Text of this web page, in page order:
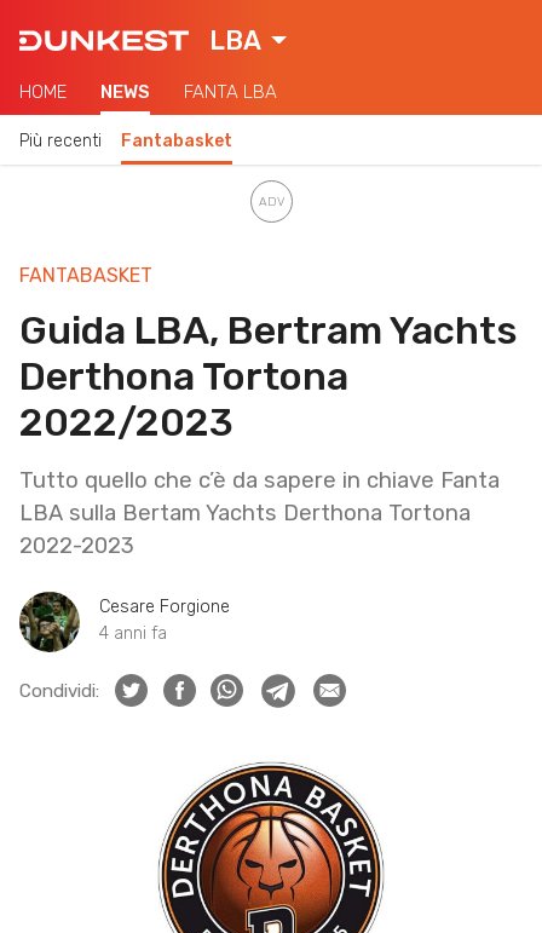
LBA
HOME NEWS FANTA LBA
Più recenti Fantabasket
FANTABASKET
Guida LBA, Bertram Yachts
Derthona Tortona
2022/2023
Tutto quello che c’è da sapere in chiave Fanta
LBA sulla Bertam Yachts Derthona Tortona
2022-2023
Cesare Forgione
4 anni fa
Condividi: